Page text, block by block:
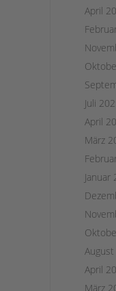
April
Juli
April
März
Januar
April
März